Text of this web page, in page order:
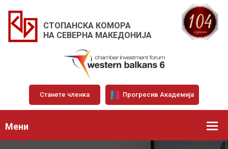
СТОПАНСКА КОМОРА
НА СЕВЕРНА МАКЕДОНИЈА
Станете членка Прогресив Академија
Мени